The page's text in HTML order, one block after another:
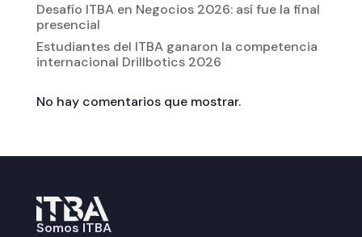
Desafío ITBA en Negocios 2026: así fue la final
presencial
Estudiantes del ITBA ganaron la competencia
internacional Drillbotics 2026
No hay comentarios que mostrar.
Somos ITBA